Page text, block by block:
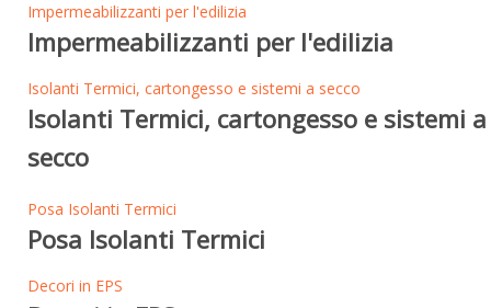
Impermeabilizzanti per l'edilizia
Impermeabilizzanti per l'edilizia
Isolanti Termici, cartongesso e sistemi a secco
Isolanti Termici, cartongesso e sistemi a
secco
Posa Isolanti Termici
Posa Isolanti Termici
Decori in EPS